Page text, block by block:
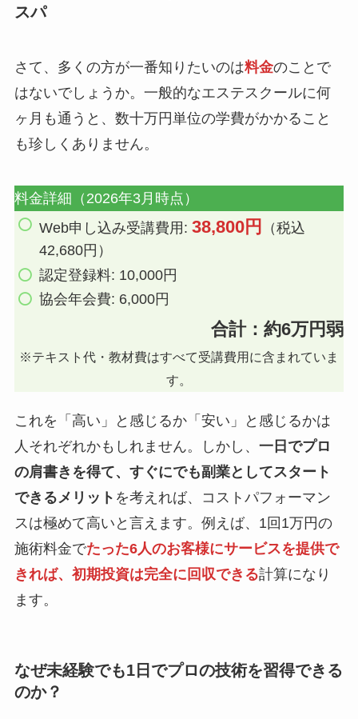
スパ
さて、多くの方が一番知りたいのは料金のことで
はないでしょうか。一般的なエステスクールに何
ヶ月も通うと、数十万円単位の学費がかかること
も珍しくありません。
料金詳細（2026年3月時点）
Web申し込み受講費用:38,800円
（税込
42,680円）
認定登録料: 10,000円
協会年会費: 6,000円
合計：約6万円弱
※テキスト代・教材費はすべて受講費用に含まれていま
す。
これを「高い」と感じるか「安い」と感じるかは
人それぞれかもしれません。しかし、 一日でプロ
の肩書きを得て、すぐにでも副業としてスタート
できるメリット を考えれば、コストパフォーマン
スは極めて高いと言えます。例えば、1回1万円の
施術料金でたった6人のお客様にサービスを提供で
きれば、初期投資は完全に回収できる計算になり
ます。
なぜ未経験でも1日でプロの技術を習得できる
のか？